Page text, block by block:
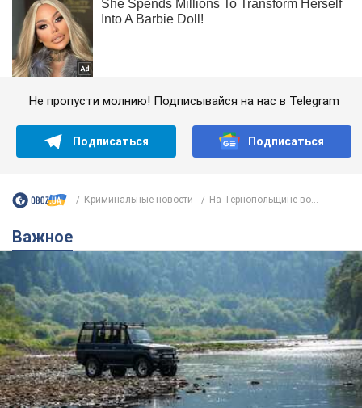
Не пропусти молнию! Подписывайся на нас в Telegram
Подписаться Подписаться
Криминальные новости На Тернопольщине во...
Важное